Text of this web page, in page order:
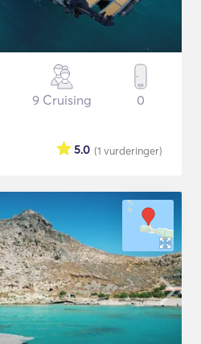
9 Cruising 0
(1 vurderinger)
5.0